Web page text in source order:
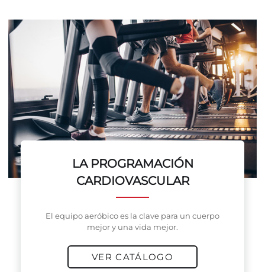
LA PROGRAMACIÓN
CARDIOVASCULAR
El equipo aeróbico es la clave para un cuerpo
mejor y una vida mejor.
VER CATÁLOGO